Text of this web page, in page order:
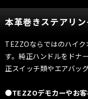
本革巻きステアリ
TEZZOならではのハイ
す。純正ハンドルをドナ
正スイッチ類やエアバッ
●TEZZOデモカーやお客